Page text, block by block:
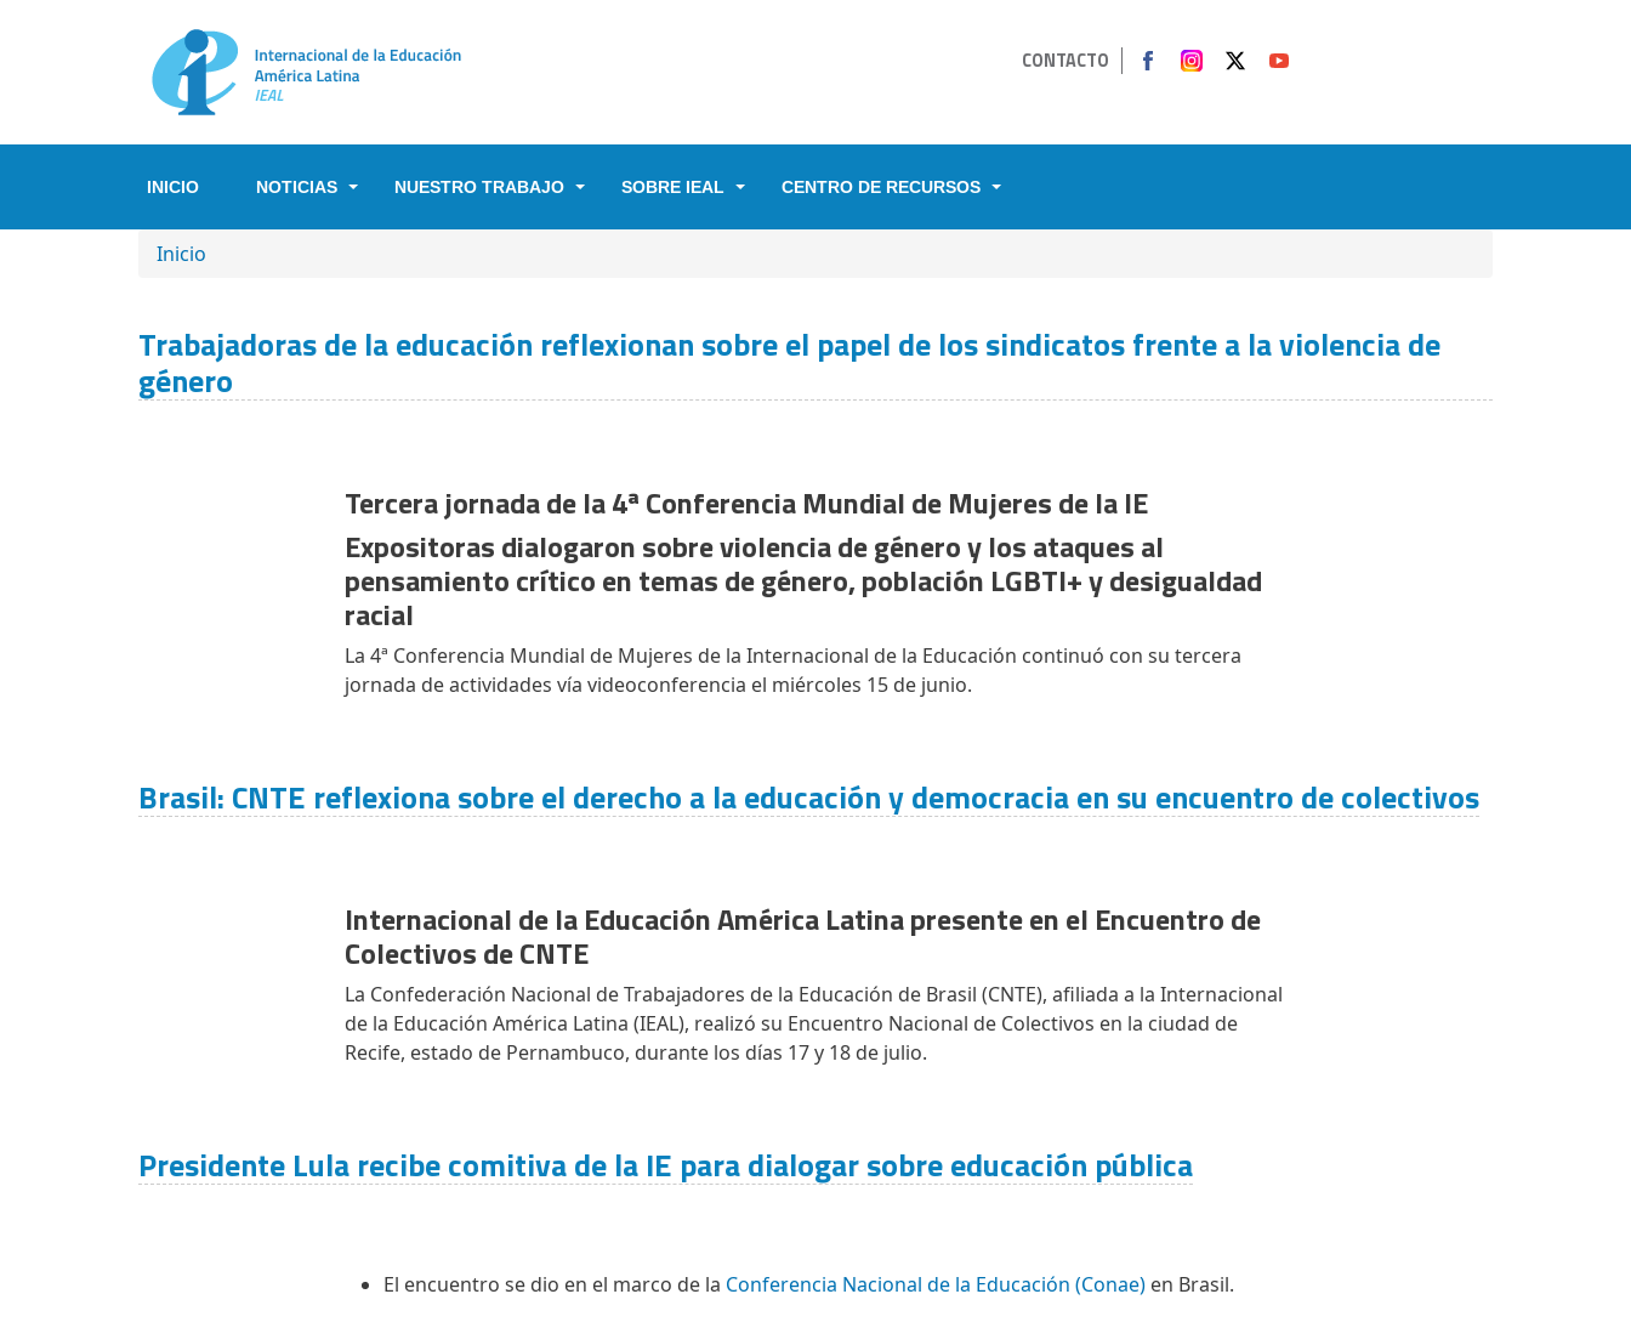
CONTACTO
INICIO NOTICIAS NUESTRO TRABAJO SOBRE IEAL CENTRO DE RECURSOS
SOBRESCRIBIR ENLACES DE AYUDA A LA NAVEGACIÓN
Inicio
Trabajadoras de la educación reflexionan sobre el papel de los sindicatos frente a la violencia de
género
Tercera jornada de la 4ª Conferencia Mundial de Mujeres de la IE
Expositoras dialogaron sobre violencia de género y los ataques al
pensamiento crítico en temas de género, población LGBTI+ y desigualdad
racial
La 4ª Conferencia Mundial de Mujeres de la Internacional de la Educación continuó con su tercera
jornada de actividades vía videoconferencia el miércoles 15 de junio.
Brasil: CNTE reflexiona sobre el derecho a la educación y democracia en su encuentro de colectivos
Internacional de la Educación América Latina presente en el Encuentro de
Colectivos de CNTE
La Confederación Nacional de Trabajadores de la Educación de Brasil (CNTE), afiliada a la Internacional
de la Educación América Latina (IEAL), realizó su Encuentro Nacional de Colectivos en la ciudad de
Recife, estado de Pernambuco, durante los días 17 y 18 de julio.
Presidente Lula recibe comitiva de la IE para dialogar sobre educación pública
El encuentro se dio en el marco de la Conferencia Nacional de la Educación (Conae) en Brasil.